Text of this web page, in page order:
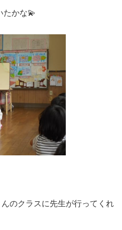
たかな💫
のクラスに先生が行ってくれ